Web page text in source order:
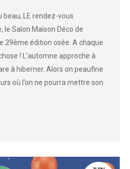
beau, LE rendez-vous
le Salon Maison Déco de
29ème édition osée. A chaque
! L’automne approche à
à hiberner. Alors on peaufine
où l’on ne pourra mettre son